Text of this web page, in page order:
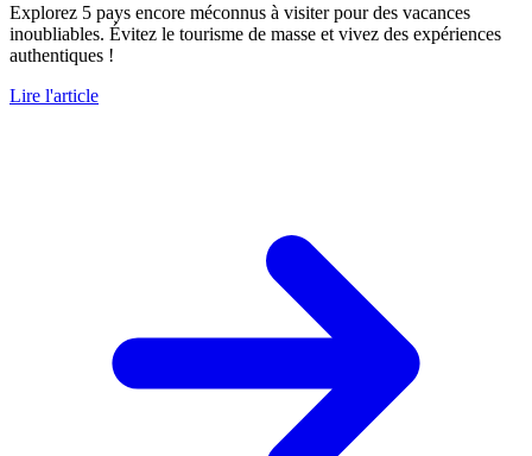
Explorez 5 pays encore méconnus à visiter pour des vacances
inoubliables. Évitez le tourisme de masse et vivez des expériences
authentiques !
Lire l'article